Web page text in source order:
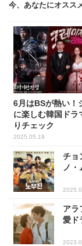
今、あなたにオスス
6月はBSが熱い！
に楽しむ韓国ドラ
りチェック
2025.05.19
チョ
ノ
アラ
愛ド